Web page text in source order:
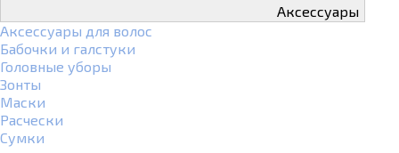
Аксессуары
Аксессуары для волос
Бабочки и галстуки
Головные уборы
Зонты
Маски
Расчески
Сумки